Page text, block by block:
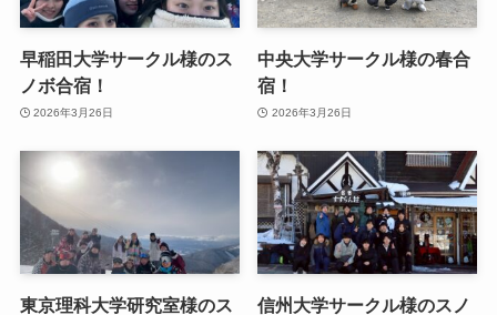
早稲田大学サークル様のス
ノボ合宿！
2026年3月26日
中央大学サークル様の春合
宿！
2026年3月26日
東京理科大学研究室様のス 信州大学サークル様のスノ